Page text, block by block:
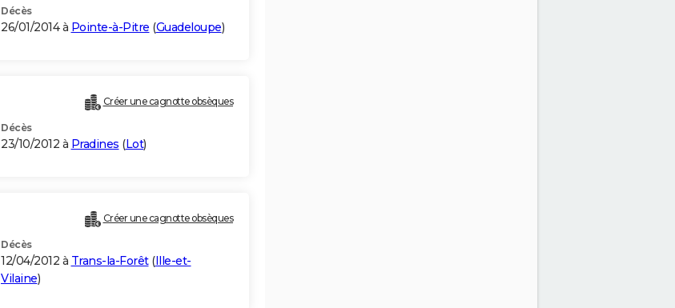
Décès
26/01/2014 à Pointe-à-Pitre (Guadeloupe)
Créer une cagnotte obsèques
Décès
23/10/2012 à Pradines (Lot)
Créer une cagnotte obsèques
Décès
12/04/2012 à Trans-la-Forêt(Ille-et-
Vilaine)